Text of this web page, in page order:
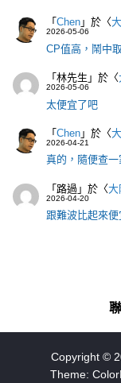
「Chen 」於〈
2026-05-06
CP值高，鬧中
「林先生 」於〈
2026-05-06
太便宜了吧
「Chen 」於〈
2026-04-21
真的，隨便查
「路過 」於〈大
2026-04-20
跟難波比起來
Copyright ©
Theme: